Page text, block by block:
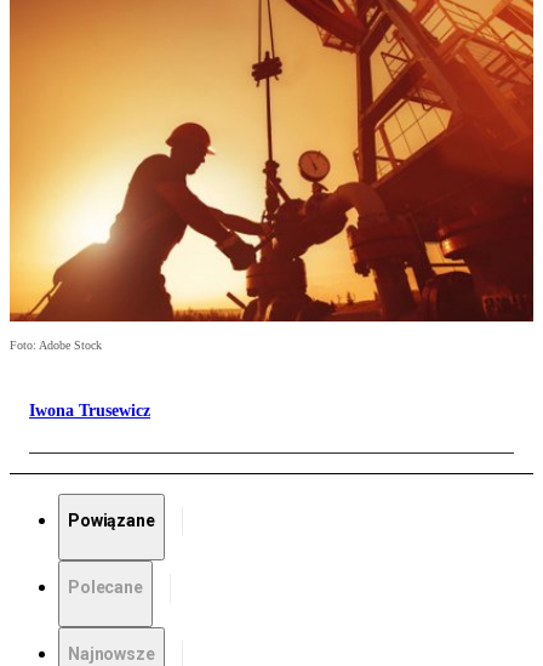
Foto: Adobe Stock
Iwona Trusewicz
Powiązane
Polecane
Najnowsze